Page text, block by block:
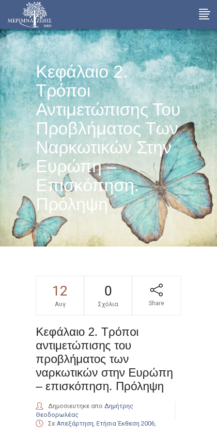
Κεφάλαιο 2.
Τρόποι
Αντιμετώπισης Του
Προβλήματος Των
Ναρκωτικών Στην
Ευρώπη –
Επισκόπηση.
Πρόληψη
12
Αυγ
0
Σχόλια Share
Κεφάλαιο 2. Τρόποι
αντιμετώπισης του
προβλήματος των
ναρκωτικών στην Ευρώπη
– επισκόπηση. Πρόληψη
Δημοσιευτηκε απο Δημήτρης
Θεοδορωλέας
Σε Απεξάρτηση, Ετήσια Έκθεση 2006,